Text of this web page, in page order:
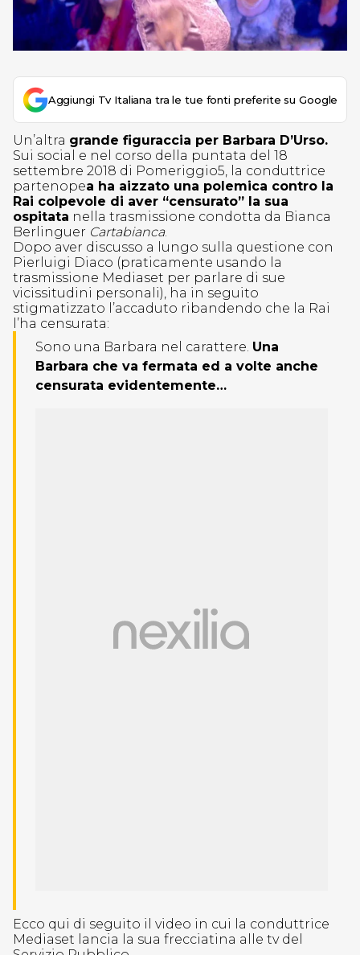
Aggiungi Tv Italiana tra le tue fonti preferite su Google
Un’altra grande figuraccia per Barbara D’Urso.
Sui social e nel corso della puntata del 18
settembre 2018 di Pomeriggio5, la conduttrice
partenopea ha aizzato una polemica contro la
Rai colpevole di aver “censurato” la sua
ospitata nella trasmissione condotta da Bianca
Berlinguer Cartabianca.
Dopo aver discusso a lungo sulla questione con
Pierluigi Diaco (praticamente usando la
trasmissione Mediaset per parlare di sue
vicissitudini personali), ha in seguito
stigmatizzato l’accaduto ribandendo che la Rai
l’ha censurata:
Sono una Barbara nel carattere. Una
Barbara che va fermata ed a volte anche
censurata evidentemente…
Ecco qui di seguito il video in cui la conduttrice
Mediaset lancia la sua frecciatina alle tv del